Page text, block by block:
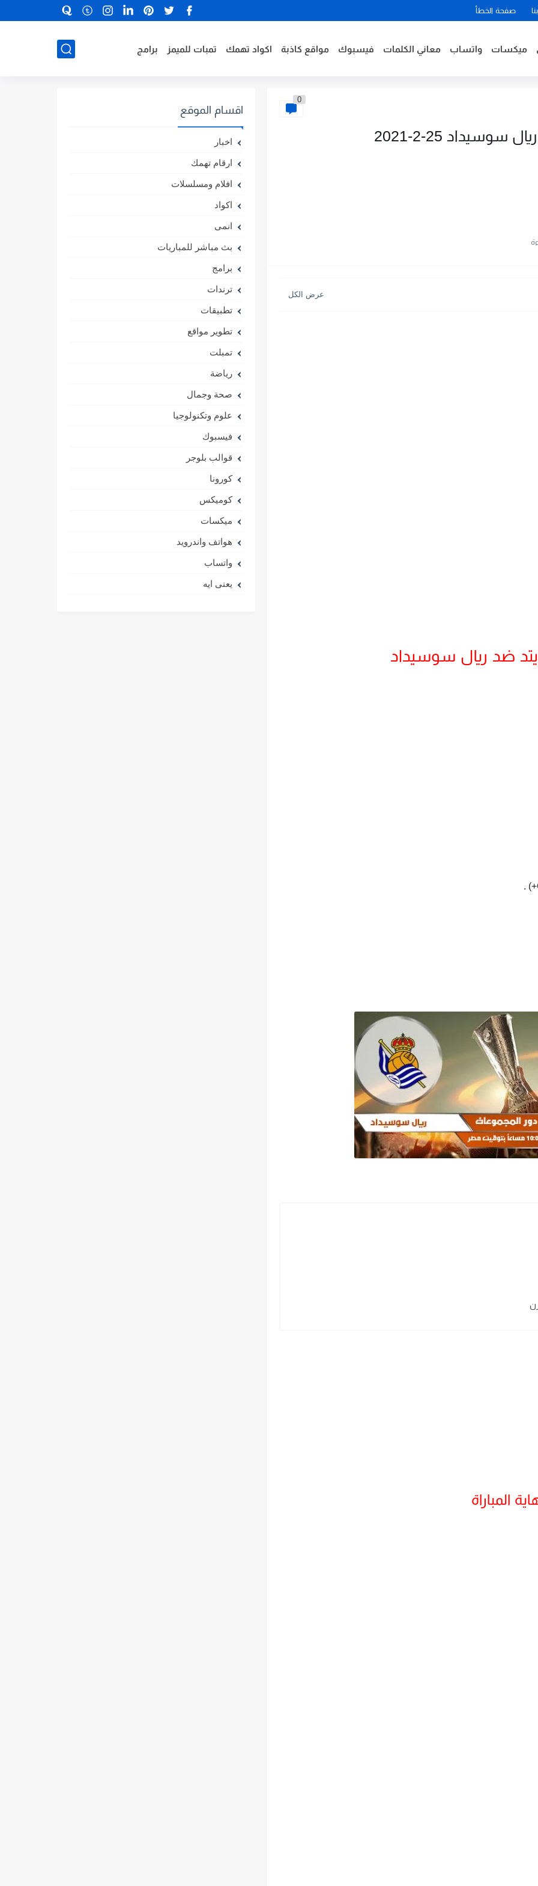
صفحة الخطأ
ميكسات واتساب معاني الكلمات فيسبوك مواقع كاذبة اكواد تهمك تمبات للميمز برامج
0
25-2-2021
ضد ريال سوسيداد
المباراة
اقسام الموقع
اخبار
ارقام تهمك
افلام ومسلسلات
اكواد
انمى
بث مباشر للمباريات
برامج
ترندات
تطبيقات
تطوير مواقع
تمبلت
رياضة
صحة وجمال
علوم وتكنولوجيا
فيسبوك
قوالب بلوجر
كورونا
كوميكس
ميكسات
هواتف واندرويد
واتساب
يعنى ايه